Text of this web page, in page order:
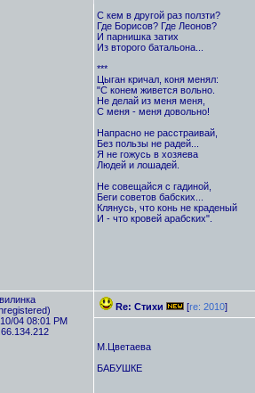
С кем в другой раз ползти?
Где Борисов? Где Леонов?
И парнишка затих
Из второго батальона...
***
Цыган кричал, коня менял:
"С конем живется вольно.
Не делай из меня меня,
С меня - меня довольно!
Напрасно не расстраивай,
Без пользы не радей...
Я не гожусь в хозяева
Людей и лошадей.
Не совещайся с гадиной,
Беги советов бабских...
Клянусь, что конь не краденый
И - что кровей арабских".
04 08:01 PM
Re: Стихи [re: 2010]
М.Цветаева
БАБУШКЕ